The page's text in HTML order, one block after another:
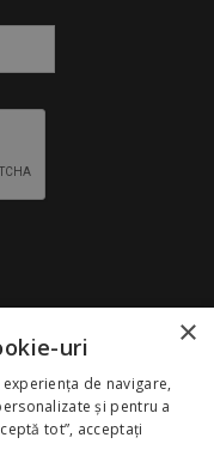
noi
×
uri
de navigare,
și pentru a
tot”, acceptați